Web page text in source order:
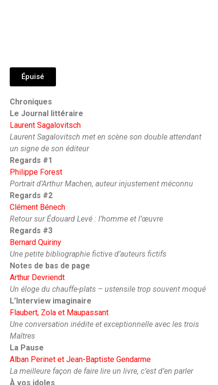
Épuisé
Chroniques
Le Journal littéraire
Laurent Sagalovitsch
Laurent Sagalovitsch met en scène son double attendant
un signe de son éditeur
Regards #1
Philippe Forest
Portrait d’Arthur Machen, auteur injustement méconnu
Regards #2
Clément Bénech
Retour sur Édouard Levé : l’homme et l’œuvre
Regards #3
Bernard Quiriny
Une petite bibliographie fictive d’auteurs fictifs
Notes de bas de page
Arthur Devriendt
Un éloge du chauffe-plats – ustensile trop souvent moqué
L’Interview imaginaire
Flaubert, Zola et Maupassant
Une conversation inédite et exceptionnelle avec les trois
Maîtres
La Pause
Alban Perinet et Jean-Baptiste Gendarme
La meilleure façon de faire lire un livre, c’est d’en parler
À vos idoles